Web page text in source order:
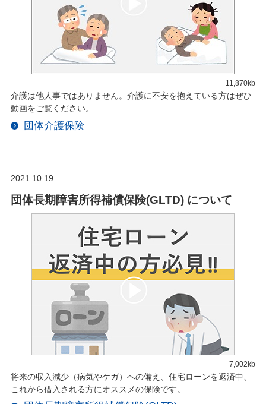
11,870kb
介護は他人事ではありません。介護に不安を抱えている方はぜひ
動画をご覧ください。
団体介護保険
2021.10.19
団体長期障害所得補償保険(GLTD) について
7,002kb
将来の収入減少（病気やケガ）への備え、住宅ローンを返済中、
これから借入される方にオススメの保険です。